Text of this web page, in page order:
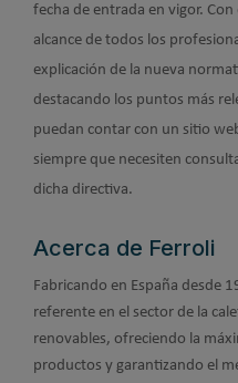
fecha de entrada en vigor. Con
alcance de todos los
explicación de la nueva
destacando los puntos más
puedan contar con un sitio
siempre que necesiten
dicha directiva.
Acerca de Ferroli
Fabricando en España desde
referente en el sector de la
renovables, ofreciendo la
productos y garantizando el